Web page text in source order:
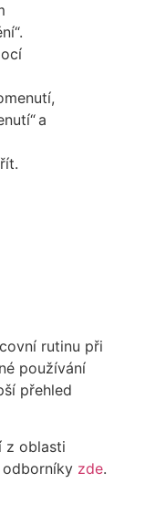
a
rutinu při
používání
přehled
z oblasti
zde.